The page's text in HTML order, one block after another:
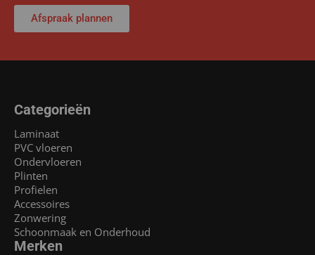
Afspraak plannen
Categorieën
Laminaat
PVC vloeren
Ondervloeren
Plinten
Profielen
Accessoires
Zonwering
Schoonmaak en Onderhoud
Merken